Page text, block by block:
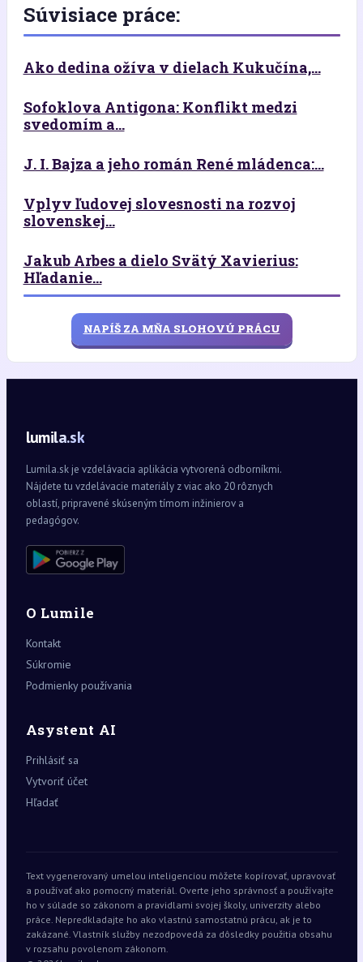
Súvisiace práce:
Ako dedina ožíva v dielach Kukučína,...
Sofoklova Antigona: Konflikt medzi
svedomím a...
J. I. Bajza a jeho román René mládenca:...
Vplyv ľudovej slovesnosti na rozvoj
slovenskej...
Jakub Arbes a dielo Svätý Xavierius:
Hľadanie...
NAPÍŠ ZA MŇA SLOHOVÚ PRÁCU
lumila.sk
Lumila.sk je vzdelávacia aplikácia vytvorená odborníkmi.
Nájdete tu vzdelávacie materiály z viac ako 20 rôznych
oblastí, pripravené skúseným tímom inžinierov a
pedagógov.
O Lumile
Kontakt
Súkromie
Podmienky používania
Asystent AI
Prihlásiť sa
Vytvoriť účet
Hľadať
Text vygenerovaný umelou inteligenciou môžete kopírovať, upravovať
a používať ako pomocný materiál. Overte jeho správnosť a používajte
ho v súlade so zákonom a pravidlami svojej školy, univerzity alebo
práce. Nepredkladajte ho ako vlastnú samostatnú prácu, ak je to
zakázané. Vlastník služby nezodpovedá za dôsledky použitia obsahu
v rozsahu povolenom zákonom.